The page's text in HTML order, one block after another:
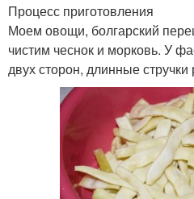
Процесс приготовления
Моем овощи, болгарский
чистим чеснок и морковь. У
двух сторон, длинные